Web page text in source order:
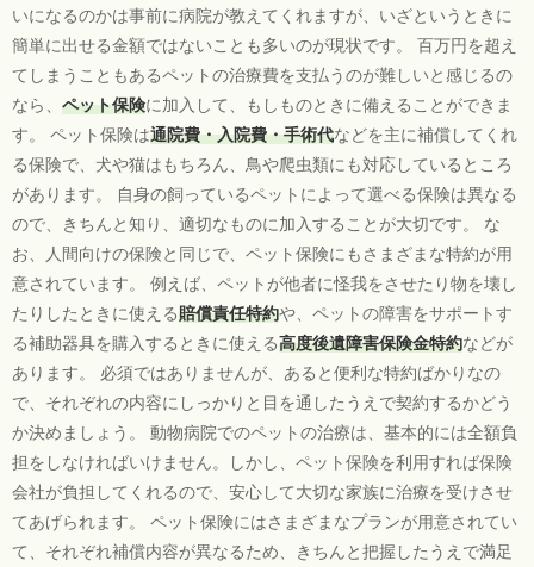
いになるのかは事前に病院が教えてくれますが、いざというときに
簡単に出せる金額ではないことも多いのが現状です。 百万円を超え
てしまうこともあるペットの治療費を支払うのが難しいと感じるの
なら、 ペット保険に加入して、もしものときに備えることができま
す。 ペット保険は通院費・入院費・手術代などを主に補償してくれ
る保険で、犬や猫はもちろん、鳥や爬虫類にも対応しているところ
があります。 自身の飼っているペットによって選べる保険は異なる
ので、きちんと知り、適切なものに加入することが大切です。 な
お、人間向けの保険と同じで、ペット保険にもさまざまな特約が用
意されています。 例えば、ペットが他者に怪我をさせたり物を壊し
たりしたときに使える 賠償責任特約や、ペットの障害をサポートす
る補助器具を購入するときに使える高度後遺障害保険金特約などが
あります。 必須ではありませんが、あると便利な特約ばかりなの
で、それぞれの内容にしっかりと目を通したうえで契約するかどう
か決めましょう。 動物病院でのペットの治療は、基本的には全額負
担をしなければいけません。しかし、ペット保険を利用すれば保険
会社が負担してくれるので、安心して大切な家族に治療を受けさせ
てあげられます。 ペット保険にはさまざまなプランが用意されてい
て、それぞれ補償内容が異なるため、きちんと把握したうえで満足